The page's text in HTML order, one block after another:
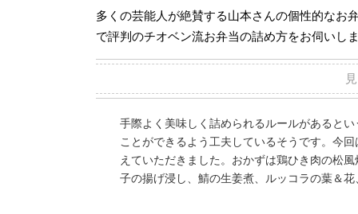
多くの芸能人が絶賛する山本さんの個性的なお
で評判のチオベン流お弁当の詰め方をお伺いし
手際よく美味しく詰められるルールがあると
ことができるよう工夫しているそうです。今
えていただきました。おかずは鶏ひき肉の松
子の揚げ浸し、鯖の生姜煮、ルッコラの葉＆